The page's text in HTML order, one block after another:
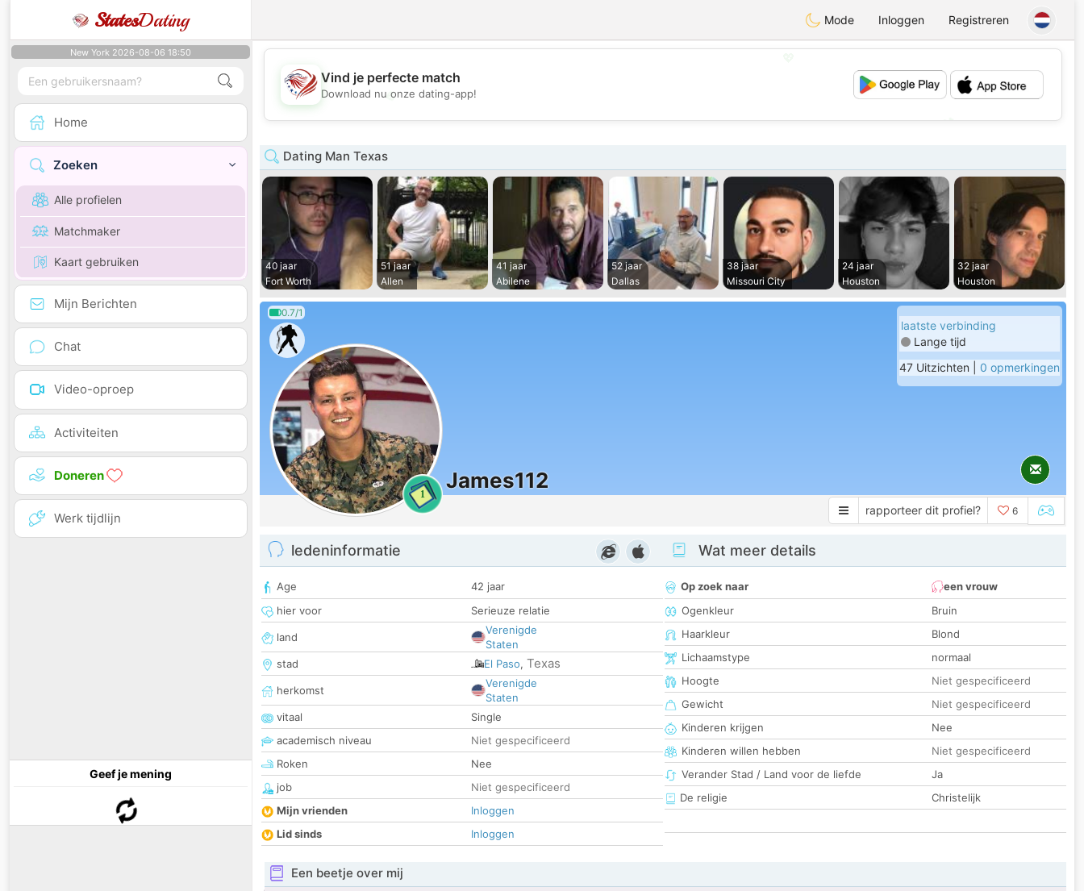
StatesDating Mode Inloggen Registreren
New York 2026-08-06 18:50
Home
Zoeken
Alle profielen
Matchmaker
Kaart gebruiken
Mijn Berichten
Chat
Video-oproep
Activiteiten
Doneren
Werk tijdlijn
Geef je mening
💕
Vind je perfecte match
Download nu onze dating-app!
Dating Man Texas
40 jaar
Fort Worth
51 jaar
Allen
41 jaar
Abilene
52 jaar
Dallas
38 jaar
Missouri City
24 jaar
Houston
32 jaar
Houston
0.7/1
1
James112
laatste verbinding
Lange tijd
47 Uitzichten | 0 opmerkingen
rapporteer dit profiel? 6
ledeninformatie
Age
42 jaar
hier voor
Serieuze relatie
land
Verenigde
Staten
stad
El Paso, Texas
herkomst
Verenigde
Staten
vitaal
Single
academisch niveau
Niet gespecificeerd
Roken
Nee
job
Niet gespecificeerd
Mijn vrienden
Inloggen
Lid sinds
Inloggen
Wat meer details
Op zoek naar
een vrouw
Ogenkleur
Bruin
Haarkleur
Blond
Lichaamstype
normaal
Hoogte
Niet gespecificeerd
Gewicht
Niet gespecificeerd
Kinderen krijgen
Nee
Kinderen willen hebben
Niet gespecificeerd
Verander Stad / Land voor de liefde
Ja
De religie
Christelijk
Een beetje over mij